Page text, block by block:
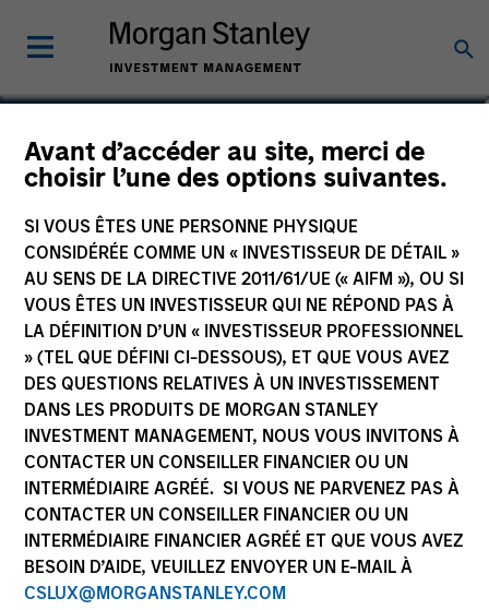
Avant d’accéder au site, merci de
choisir l’une des options suivantes.
SI VOUS ÊTES UNE PERSONNE PHYSIQUE
CONSIDÉRÉE COMME UN « INVESTISSEUR DE DÉTAIL »
AU SENS DE LA DIRECTIVE 2011/61/UE (« AIFM »), OU SI
VOUS ÊTES UN INVESTISSEUR QUI NE RÉPOND PAS À
LA DÉFINITION D’UN « INVESTISSEUR PROFESSIONNEL
» (TEL QUE DÉFINI CI-DESSOUS), ET QUE VOUS AVEZ
DES QUESTIONS RELATIVES À UN INVESTISSEMENT
DANS LES PRODUITS DE MORGAN STANLEY
INVESTMENT MANAGEMENT, NOUS VOUS INVITONS À
CONTACTER UN CONSEILLER FINANCIER OU UN
INTERMÉDIAIRE AGRÉÉ. SI VOUS NE PARVENEZ PAS À
CONTACTER UN CONSEILLER FINANCIER OU UN
INTERMÉDIAIRE FINANCIER AGRÉÉ ET QUE VOUS AVEZ
BESOIN D’AIDE, VEUILLEZ ENVOYER UN E-MAIL À
CSLUX@MORGANSTANLEY.COM
Andrew Stutzman, CFA
Vice President